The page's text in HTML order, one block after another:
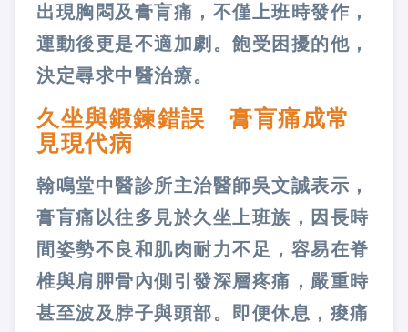
出現胸悶及膏肓痛，不僅上班時發作，
運動後更是不適加劇。飽受困擾的他，
決定尋求中醫治療。
久坐與鍛鍊錯誤 膏肓痛成常
見現代病
翰鳴堂中醫診所主治醫師吳文誠表示，
膏肓痛以往多見於久坐上班族，因長時
間姿勢不良和肌肉耐力不足，容易在脊
椎與肩胛骨內側引發深層疼痛，嚴重時
甚至波及脖子與頭部。即便休息，痠痛